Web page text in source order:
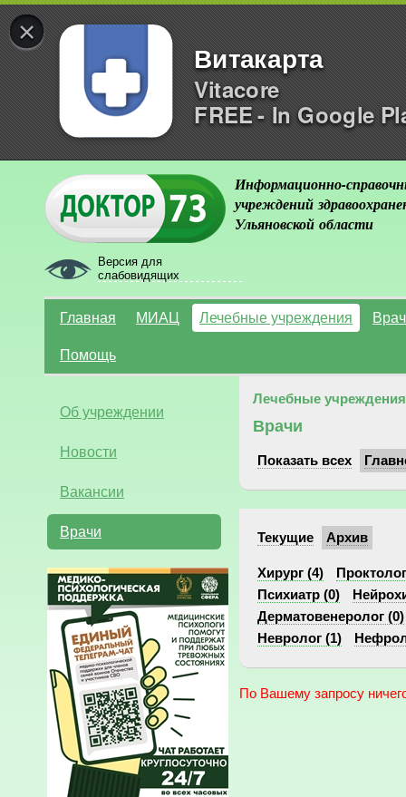
×
Витакарта
Vitacore
FREE - In Google
Версия для
слабовидящих
Информационно-
учреждений
Ульяновской области
Главная МИАЦ Лечебные учреждения
Помощь
Об учреждении
Новости
Вакансии
Врачи
Лечебные учреждения
Врачи
Показать всех
Текущие Архив
Хирург (4)
Психиатр (0)
Дерматовенеролог (0)
Невролог (1)
По Вашему запросу